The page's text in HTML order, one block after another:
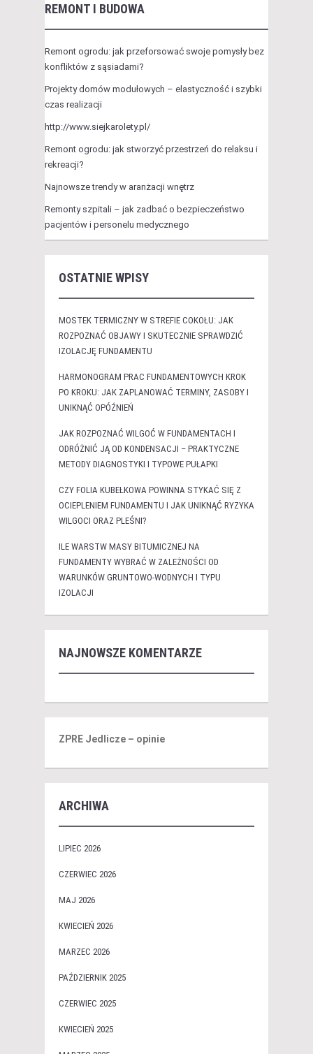
REMONT I BUDOWA
Remont ogrodu: jak przeforsować swoje pomysły bez
konfliktów z sąsiadami?
Projekty domów modułowych – elastyczność i szybki
czas realizacji
http://www.siejkarolety.pl/
Remont ogrodu: jak stworzyć przestrzeń do relaksu i
rekreacji?
Najnowsze trendy w aranżacji wnętrz
Remonty szpitali – jak zadbać o bezpieczeństwo
pacjentów i personelu medycznego
OSTATNIE WPISY
MOSTEK TERMICZNY W STREFIE COKOŁU: JAK
ROZPOZNAĆ OBJAWY I SKUTECZNIE SPRAWDZIĆ
IZOLACJĘ FUNDAMENTU
HARMONOGRAM PRAC FUNDAMENTOWYCH KROK
PO KROKU: JAK ZAPLANOWAĆ TERMINY, ZASOBY I
UNIKNĄĆ OPÓŹNIEŃ
JAK ROZPOZNAĆ WILGOĆ W FUNDAMENTACH I
ODRÓŻNIĆ JĄ OD KONDENSACJI – PRAKTYCZNE
METODY DIAGNOSTYKI I TYPOWE PUŁAPKI
CZY FOLIA KUBEŁKOWA POWINNA STYKAĆ SIĘ Z
OCIEPLENIEM FUNDAMENTU I JAK UNIKNĄĆ RYZYKA
WILGOCI ORAZ PLEŚNI?
ILE WARSTW MASY BITUMICZNEJ NA
FUNDAMENTY WYBRAĆ W ZALEŻNOŚCI OD
WARUNKÓW GRUNTOWO-WODNYCH I TYPU
IZOLACJI
NAJNOWSZE KOMENTARZE
ZPRE Jedlicze – opinie
ARCHIWA
LIPIEC 2026
CZERWIEC 2026
MAJ 2026
KWIECIEŃ 2026
MARZEC 2026
PAŹDZIERNIK 2025
CZERWIEC 2025
KWIECIEŃ 2025